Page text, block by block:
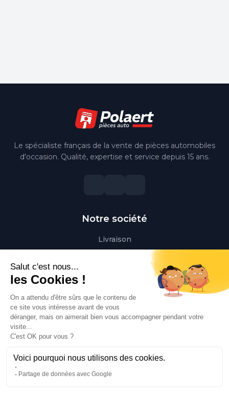
Le spécialiste français de la vente de pièces automobiles
d'occasion. Qualité, expertise et service depuis 15 ans.
Notre société
Livraison
Conditions générales de vente
Qui sommes-nous ?
Besoin d'aide ?
Contact